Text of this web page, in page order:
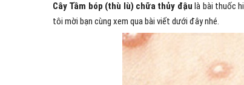
Cây Tầm bóp (thù lù) chữa thủy đậu là bài thuốc
tôi mời bạn cùng xem qua bài viết dưới đây nhé.